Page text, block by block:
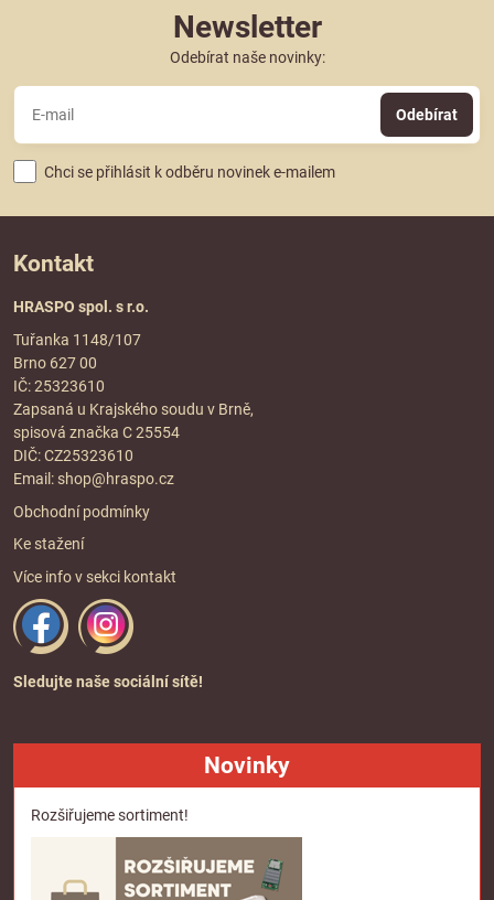
Newsletter
Odebírat naše novinky:
Odebírat
Chci se přihlásit k odběru novinek e-mailem
Kontakt
HRASPO spol. s r.o.
Tuřanka 1148/107
Brno 627 00
IČ: 25323610
Zapsaná u Krajského soudu v Brně,
spisová značka C 25554
DIČ: CZ25323610
Email: shop@hraspo.cz
Obchodní podmínky
Ke stažení
Více info v sekci kontakt
Sledujte naše sociální sítě!
Novinky
Rozšiřujeme sortiment!